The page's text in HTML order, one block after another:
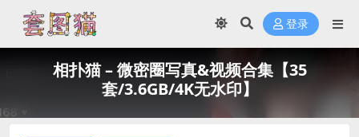
登录
相扑猫 – 微密圈写真&视频合集【35
套/3.6GB/4K无水印】